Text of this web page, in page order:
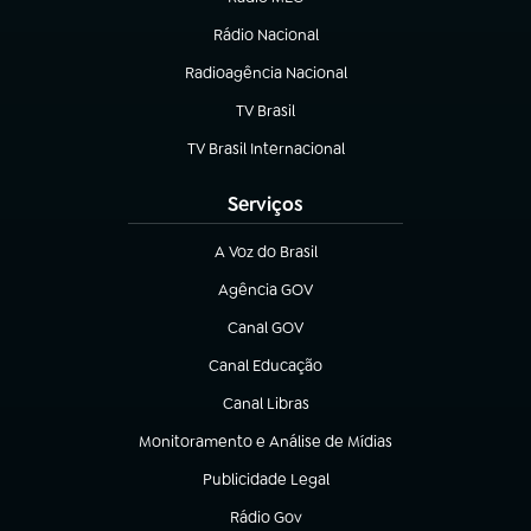
Rádio Nacional
Radioagência Nacional
(abre em nova aba)
TV Brasil
(abre em nova aba)
TV Brasil Internacional
(abre em nova aba)
Serviços
A Voz do Brasil
(abre em nova aba)
Agência GOV
(abre em nova aba)
Canal GOV
(abre em nova aba)
Canal Educação
(abre em nova aba)
Canal Libras
(abre em nova aba)
Monitoramento e Análise de Mídias
(abre em nova aba)
Publicidade Legal
(abre em nova aba)
Rádio Gov
(abre em nova aba)